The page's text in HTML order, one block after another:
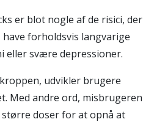
er blot nogle af de risici, der
have forholdsvis langvarige
eller svære depressioner.
udvikler brugere
Med andre ord, misbrugeren
doser for at opnå at